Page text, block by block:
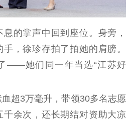
全民阅读
出版监管
电影工作
电影市场
机关党建
学习在线
掌声中回到座位。身旁，
，徐珍存拍了拍她的肩膀。
——她们同一年当选“江苏好
3万毫升，带领30多名志愿
千余次，还长期结对资助大凉